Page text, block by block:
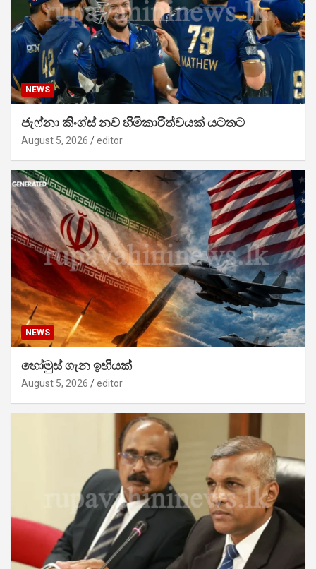
NEWS
ජැෆ්නා කිංග්ස් නව හිමිකාරීත්වයක් යටතට
August 5, 2026 editor
NEWS
හෝමුස් ගැන ඉඟියක්
August 5, 2026 editor